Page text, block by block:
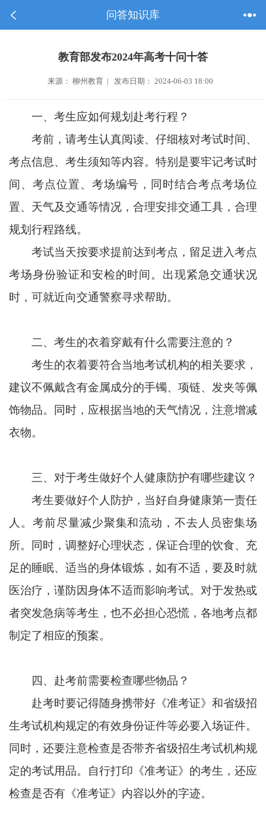
问答知识库
教育部发布2024年高考十问十答
来源： 柳州教育 | 发布日期： 2024-06-03 18:00
一、 考生应如何规划赴考行程？
考前，请考生认真阅读、仔细核对考试时间、
考点信息、考生须知等内容。特别是要牢记考试时
间、考点位置、考场编号，同时结合考点考场位
置、天气及交通等情况，合理安排交通工具，合理
规划行程路线。
考试当天按要求提前达到考点，留足进入考点
考场身份验证和安检的时间。出现紧急交通状况
时，可就近向交通警察寻求帮助。
二、 考生的衣着穿戴有什么需要注意的？
考生的衣着要符合当地考试机构的相关要求，
建议不佩戴含有金属成分的手镯、项链、发夹等佩
饰物品。同时，应根据当地的天气情况，注意增减
衣物。
三、 对于考生做好个人健康防护有哪些建议？
考生要做好个人防护，当好自身健康第一责任
人。考前尽量减少聚集和流动，不去人员密集场
所。同时，调整好心理状态，保证合理的饮食、充
足的睡眠、适当的身体锻炼，如有不适，要及时就
医治疗，谨防因身体不适而影响考试。对于发热或
者突发急病等考生，也不必担心恐慌，各地考点都
制定了相应的预案。
四、 赴考前需要检查哪些物品？
赴考时要记得随身携带好《准考证》和省级招
生考试机构规定的有效身份证件等必要入场证件。
同时，还要注意检查是否带齐省级招生考试机构规
定的考试用品。自行打印《准考证》的考生，还应
检查是否有《准考证》内容以外的字迹。